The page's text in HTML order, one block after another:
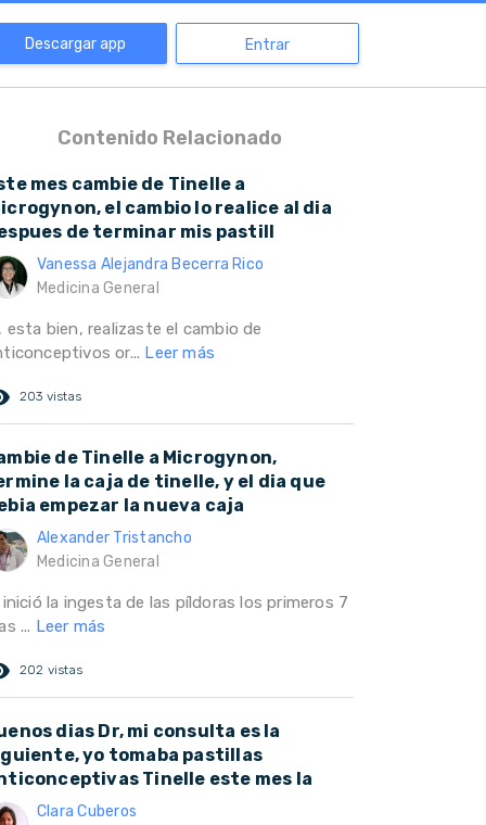
Descargar app Entrar
Contenido Relacionado
mes cambie de Tinelle a
el cambio lo realice al dia
de terminar mis pastill
Vanessa Alejandra Becerra Rico
Medicina General
esta bien, realizaste el cambio de
or... Leer más
203 vistas
de Tinelle a Microgynon,
la caja de tinelle, y el dia que
empezar la nueva caja
Alexander Tristancho
Medicina General
inició la ingesta de las píldoras los primeros 7
... Leer más
202 vistas
dias Dr, mi consulta es la
yo tomaba pastillas
Tinelle este mes la
Clara Cuberos